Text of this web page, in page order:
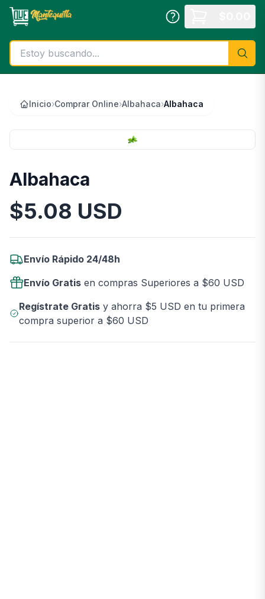
Saltar al contenido principal
Inicio›Comprar Online›Albahaca›Albahaca
Albahaca
Información del Producto
$5.08 USD
Envío Rápido 24/48h
Envío Gratis en compras Superiores a $60 USD
Regístrate Gratisy ahorra $5 USD en tu primera
compra superior a $60 USD